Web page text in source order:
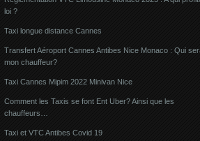
loi ?
Taxi longue distance Cannes
Transfert Aéroport Cannes Antibes Nice Monaco : Qui
mon chauffeur?
Taxi Cannes Mipim 2022 Minivan Nice
Comment les Taxis se font Ent Uber? Ainsi que les
chauffeurs…
Taxi et VTC Antibes Covid 19